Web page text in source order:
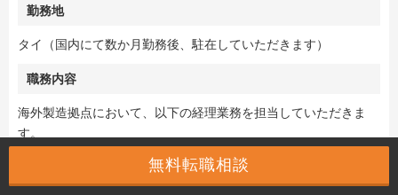
勤務地
タイ（国内にて数か月勤務後、駐在していただきます）
職務内容
海外製造拠点において、以下の経理業務を担当していただきま
す。
無料転職相談